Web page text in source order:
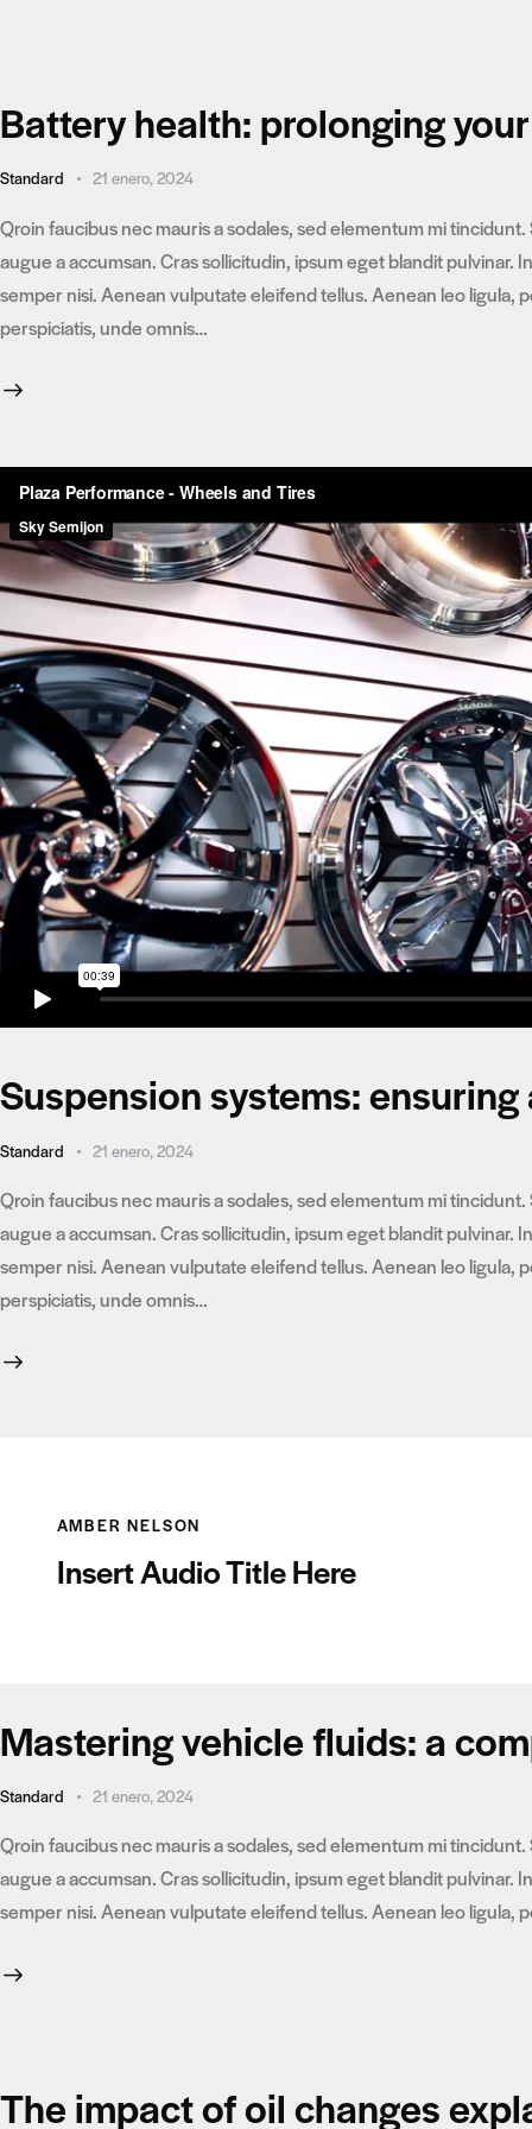
Battery health: prolonging
Standard 21 enero, 2024
Qroin faucibus nec mauris a sodales, sed elementum mi
augue a accumsan. Cras sollicitudin, ipsum eget blandit
semper nisi. Aenean vulputate eleifend tellus. Aenean leo
perspiciatis, unde omnis…
Suspension systems:
Standard 21 enero, 2024
Qroin faucibus nec mauris a sodales, sed elementum mi
augue a accumsan. Cras sollicitudin, ipsum eget blandit
semper nisi. Aenean vulputate eleifend tellus. Aenean leo ligula,
perspiciatis, unde omnis…
AMBER NELSON
Insert Audio Title Here
Mastering vehicle fluids: a
Standard 21 enero, 2024
Qroin faucibus nec mauris a sodales, sed elementum mi
augue a accumsan. Cras sollicitudin, ipsum eget blandit
semper nisi. Aenean vulputate eleifend tellus. Aenean leo
The impact of oil changes